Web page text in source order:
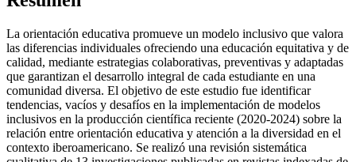
La orientación educativa promueve un modelo inclusivo que valora
las diferencias individuales ofreciendo una educación equitativa y de
calidad, mediante estrategias colaborativas, preventivas y adaptadas
que garantizan el desarrollo integral de cada estudiante en una
comunidad diversa. El objetivo de este estudio fue identificar
tendencias, vacíos y desafíos en la implementación de modelos
inclusivos en la producción científica reciente (2020-2024) sobre la
relación entre orientación educativa y atención a la diversidad en el
contexto iberoamericano. Se realizó una revisión sistemática